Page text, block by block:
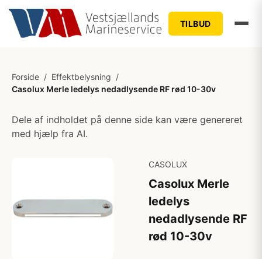
TILBUD
Forside / Effektbelysning /
Casolux Merle ledelys nedadlysende RF rød 10-30v
Dele af indholdet på denne side kan være genereret
med hjælp fra AI.
CASOLUX
Casolux Merle
ledelys
nedadlysende RF
rød 10-30v